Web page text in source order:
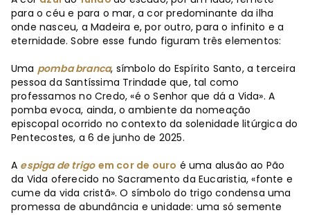
para o céu e para o mar, a cor predominante da ilha
onde nasceu, a Madeira e, por outro, para o infinito e a
eternidade. Sobre esse fundo figuram três elementos:
Uma pomba branca, símbolo do Espírito Santo, a terceira
pessoa da Santíssima Trindade que, tal como
professamos no Credo, «é o Senhor que dá a Vida». A
pomba evoca, ainda, o ambiente da nomeação
episcopal ocorrido no contexto da solenidade litúrgica do
Pentecostes, a 6 de junho de 2025.
A espiga de trigo em cor de ouro é uma alusão ao Pão
da Vida oferecido no Sacramento da Eucaristia, «fonte e
cume da vida cristã». O símbolo do trigo condensa uma
promessa de abundância e unidade: uma só semente